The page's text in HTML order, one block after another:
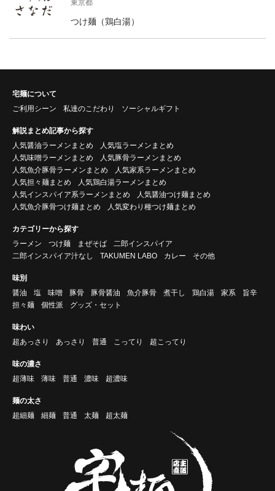
東京都
つけ麺（鶏白湯）
宅麺について
ご利用シーン
私達のこだわり ソーシャルギフト
解説まとめ記事から探す
人気醤油ラーメンまとめ
人気塩ラーメンまとめ
人気味噌ラーメンまとめ
人気豚骨ラーメンまとめ
人気魚介豚骨ラーメンまとめ
人気家系ラーメンまとめ
人気担々麺まとめ
人気鶏白湯ラーメンまとめ
人気インスパイア系ラーメンまとめ
人気醤油つけ麺まとめ
人気魚介豚骨つけ麺まとめ
人気変わり種つけ麺まとめ
カテゴリーから探す
ラーメン
つけ麺 まぜそば
二郎インスパイア
二郎インスパイア汁なし
TAKUMEN LABO カレー その他
味別
醤油
塩 味噌 豚骨 豚骨醤油 魚介豚骨 煮干し 鶏白湯 家系
旨辛
担々麺
個性派 グッズ・セット
味わい
超あっさり
あっさり 普通 こってり 超こってり
味の濃さ
超薄味
薄味 普通 濃味 超濃味
麺の太さ
超細麺
細麺 普通 太麺 超太麺